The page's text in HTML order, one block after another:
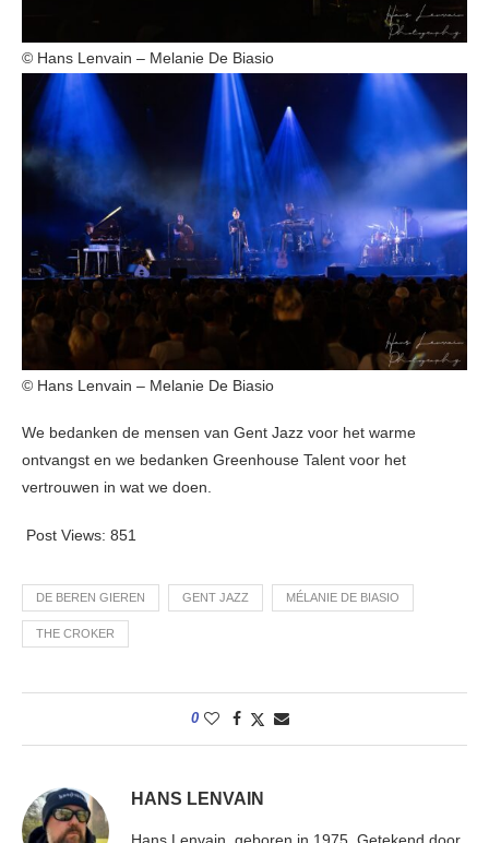
© Hans Lenvain – Melanie De Biasio
© Hans Lenvain – Melanie De Biasio
We bedanken de mensen van Gent Jazz voor het warme
ontvangst en we bedanken Greenhouse Talent voor het
vertrouwen in wat we doen.
Post Views: 851
DE BEREN GIEREN GENT JAZZ MÉLANIE DE BIASIO
THE CROKER
0
HANS LENVAIN